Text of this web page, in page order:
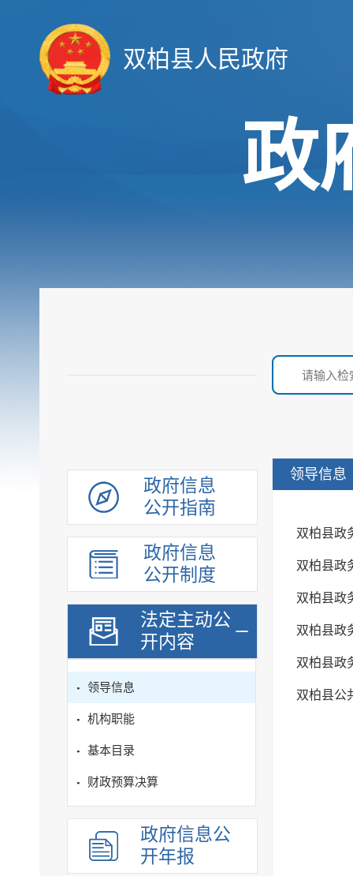
双柏县人民政府
政
政府信息
公开指南
政府信息
公开制度
法定主动公
开内容
领导信息
机构职能
基本目录
财政预算决算
政府信息公
开年报
领导信息
双柏县政
双柏县政
双柏县政
双柏县政
双柏县政
双柏县公